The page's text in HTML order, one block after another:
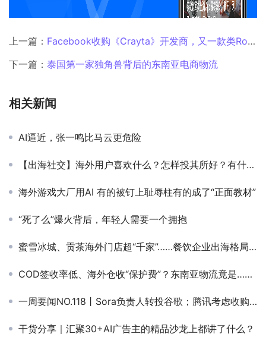
上一篇： Facebook收购《Crayta》开发商，又一款类Roblox游戏创作平台
下一篇： 泰国第一家独角兽背后的东南亚电商物流
相关新闻
AI逼近，张一鸣比马云更危险
【出海社交】海外用户喜欢什么？怎样投其所好？有什么需要注意？
海外游戏大厂用AI 有的被钉上耻辱柱有的成了“正面教材”
“死了么”爆火背后，年轻人需要一个拥抱
蜜雪冰城、贡茶海外门店超“千家”……餐饮企业出海格局初现
COD签收率低、海外仓收“保护费”？东南亚物流竟是……
一周要闻NO.118丨Sora负责人转投谷歌；腾讯考虑收购育碧；Shein冲刺IPO；流媒体平台如何依靠短剧爆火东南亚
干货分享｜汇聚30+AI广告主的精品沙龙上都讲了什么？